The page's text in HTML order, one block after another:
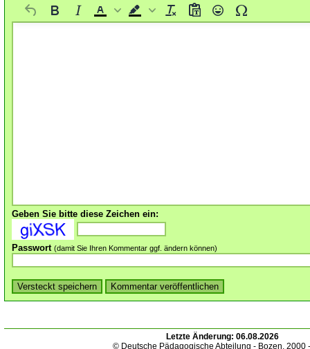
Geben Sie bitte diese Zeichen ein:
Passwort (damit Sie Ihren Kommentar ggf. ändern können)
Letzte Änderung: 06.08.2026
© Deutsche Pädagogische Abteilung - Bozen. 2000